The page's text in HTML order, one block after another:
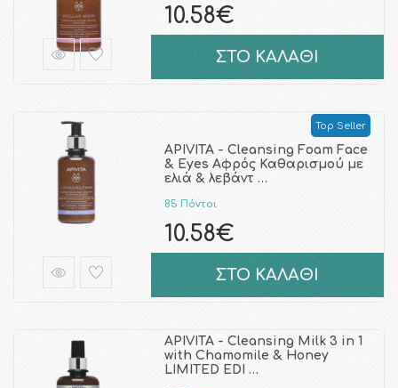
10.58€
ΣΤΟ ΚΑΛΑΘΙ
Top Seller
APIVITA - Cleansing Foam Face
& Eyes Αφρός Καθαρισμού με
ελιά & λεβάντ …
85 Πόντοι
10.58€
ΣΤΟ ΚΑΛΑΘΙ
APIVITA - Cleansing Milk 3 in 1
with Chamomile & Honey
LIMITED EDI …